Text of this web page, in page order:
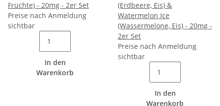
Früchte) - 20mg - 2er Set
Preise nach Anmeldung
sichtbar
In den
Warenkorb
(Erdbeere, Eis) &
Watermelon Ice
(Wassermelone, Eis) - 20mg -
2er Set
Preise nach Anmeldung
sichtbar
In den
Warenkorb